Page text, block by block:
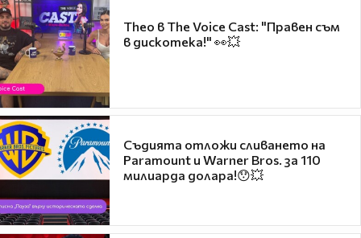
Theo в The Voice Cast: "Правен съм
в дискотека!" 👀💥
Съдията отложи сливането на
Paramount и Warner Bros. за 110
милиарда долара!😯💥